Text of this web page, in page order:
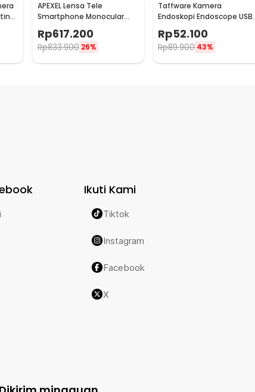
APEXEL Lensa Tele
Smartphone Monocular
Telephoto 40X HD Image -
APL-20-40X
Rp617.200
Rp833.900 26%
Taffware Kamera
Endoskopi Endoscope USB
480P - AN98B
Rp52.100
Rp89.900 43%
Ikuti Kami
Tiktok
Instagram
Facebook
X